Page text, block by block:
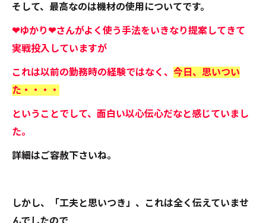
そして、最高なのは機材の使用についてです。
❤ゆかり❤さんがよく使う手法をいきなり提案してきて
実戦投入していますが
これは以前の勤務時の経験ではなく、 今日、思いつい
た・・・・
ということでして、面白い以心伝心だなと感じていまし
た。
詳細はご容赦下さいね。
しかし、「工夫と思いつき」、これは全く伝えていませ
んでしたので